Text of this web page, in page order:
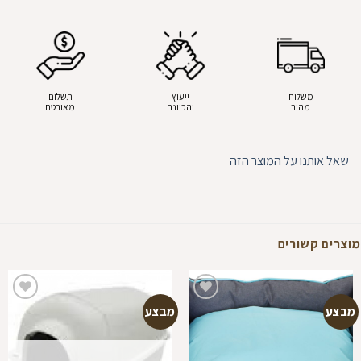
משלוח
מהיר
ייעוץ
והכוונה
תשלום
מאובטח
שאל אותנו על המוצר הזה
מוצרים קשורים
מבצע
הוספה
מבצע